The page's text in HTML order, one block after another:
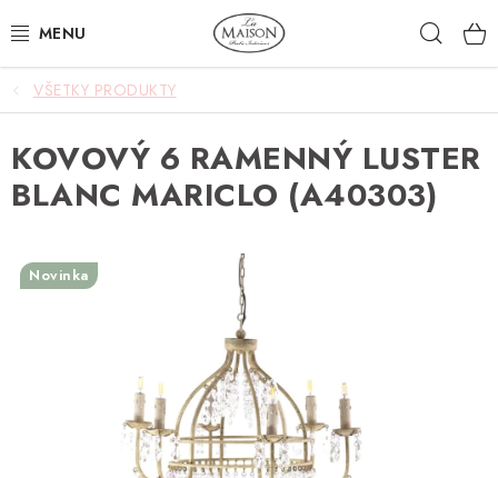
na
NOVINKY
AKCIA
ZÁHRADA
NÁBYTOK
VŠETKY PRODUKTY
KOVOVÝ 6 RAMENNÝ LUSTER
BLANC MARICLO (A40303)
Novinka